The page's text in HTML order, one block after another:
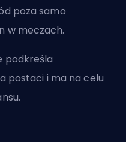
poza samo
w meczach.
podkreśla
postaci i ma na celu